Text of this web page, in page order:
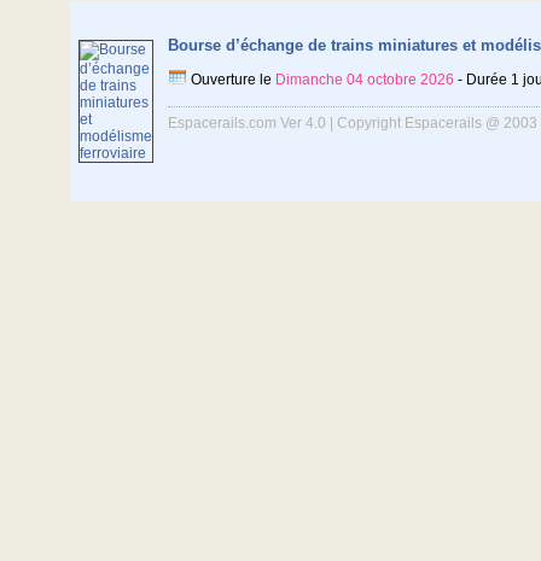
Bourse d’échange de trains miniatures et
Ouverture le Dimanche 04 octobre 2026 - Durée 1
Espacerails.com Ver 4.0 | Copyright Espacerails @